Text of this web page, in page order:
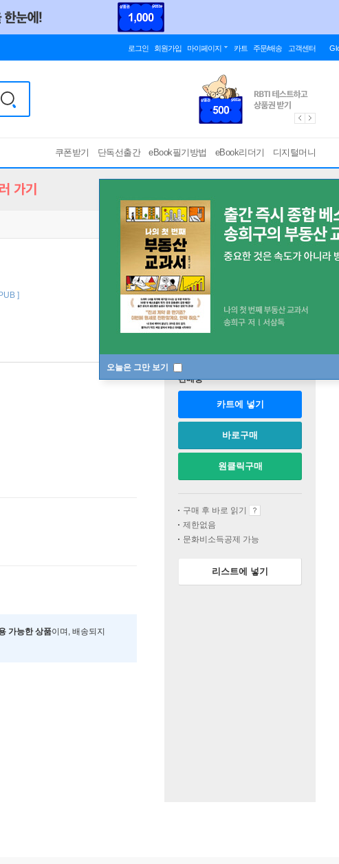
로그인 회원가입 마이페이지 카트 주문/배송 고객센터
쿠폰받기 단독선출간 eBook필기방법 eBook리더기 디지털머니
오늘은 그만 보기
가기
]
가능한 상품이며, 배송되지
판매중
카트에 넣기
바로구매
원클릭구매
구매 후 바로 읽기
제한없음
문화비소득공제 가능
리스트에 넣기